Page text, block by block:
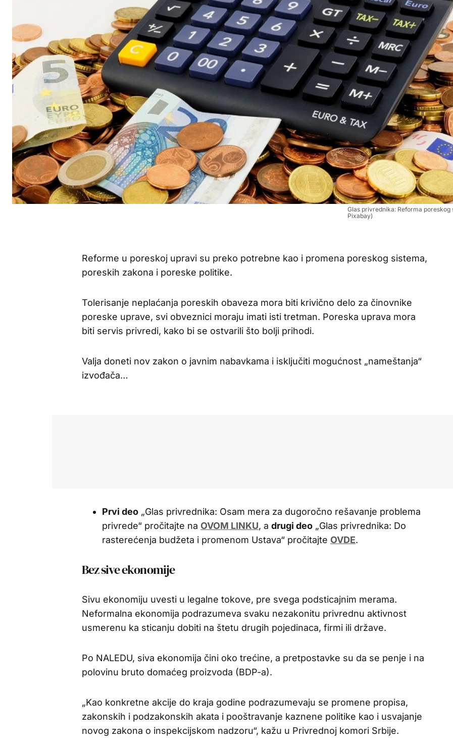
Glas privrednika: Reforma poreskog
Pixabay)
Reforme u poreskoj upravi su preko potrebne kao i promena poreskog sistema,
poreskih zakona i poreske politike.
Tolerisanje neplaćanja poreskih obaveza mora biti krivično delo za činovnike
poreske uprave, svi obveznici moraju imati isti tretman. Poreska uprava mora
biti servis privredi, kako bi se ostvarili što bolji prihodi.
Valja doneti nov zakon o javnim nabavkama i isključiti mogućnost „nameštanja“
izvođača…
Prvi deo „Glas privrednika: Osam mera za dugoročno rešavanje problema
privrede“ pročitajte na OVOM LINKU, a drugi deo „Glas privrednika: Do
rasterećenja budžeta i promenom Ustava“ pročitajte OVDE.
Bez sive ekonomije
Sivu ekonomiju uvesti u legalne tokove, pre svega podsticajnim merama.
Neformalna ekonomija podrazumeva svaku nezakonitu privrednu aktivnost
usmerenu ka sticanju dobiti na štetu drugih pojedinaca, firmi ili države.
Po NALEDU, siva ekonomija čini oko trećine, a pretpostavke su da se penje i na
polovinu bruto domaćeg proizvoda (BDP-a).
„Kao konkretne akcije do kraja godine podrazumevaju se promene propisa,
zakonskih i podzakonskih akata i pooštravanje kaznene politike kao i usvajanje
novog zakona o inspekcijskom nadzoru“, kažu u Privrednoj komori Srbije.